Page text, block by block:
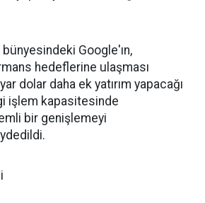
Google'ın,
hedeflerine ulaşması
dolar daha ek yatırım yapacağı
işlem kapasitesinde
bir genişlemeyi